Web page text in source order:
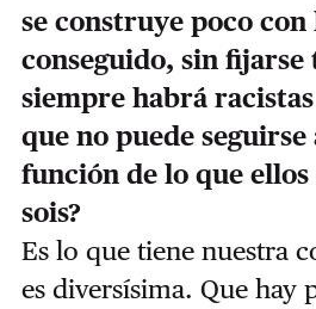
se construye poco con
conseguido, sin fijarse
siempre habrá
que no puede
función de lo que ellos
sois?
Es lo que tiene nuestra
es diversísima. Que hay